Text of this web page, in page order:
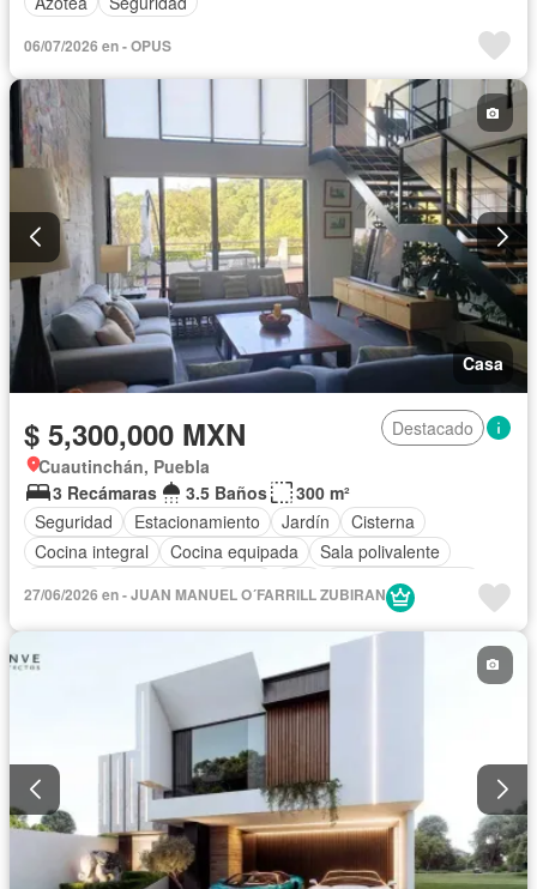
06/07/2026 en - OPUS
Casa
$ 5,300,000 MXN
Destacado
Cuautinchán, Puebla
3 Recámaras
3.5 Baños
300 m²
Seguridad
Estacionamiento Jardín
Cisterna
Cocina integral
Cocina equipada
Sala polivalente
Permite mascotas
27/06/2026 en - JUAN MANUEL O´FARRILL ZUBIRAN